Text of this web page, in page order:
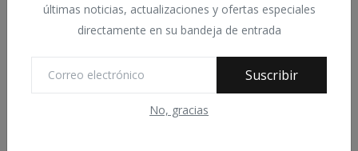
últimas noticias, actualizaciones y ofertas especiales
directamente en su bandeja de entrada
Suscribir
No, gracias
Mayo 2, 2022 0 236
Un programa de la televisión rusa simula un ataque nuclear en